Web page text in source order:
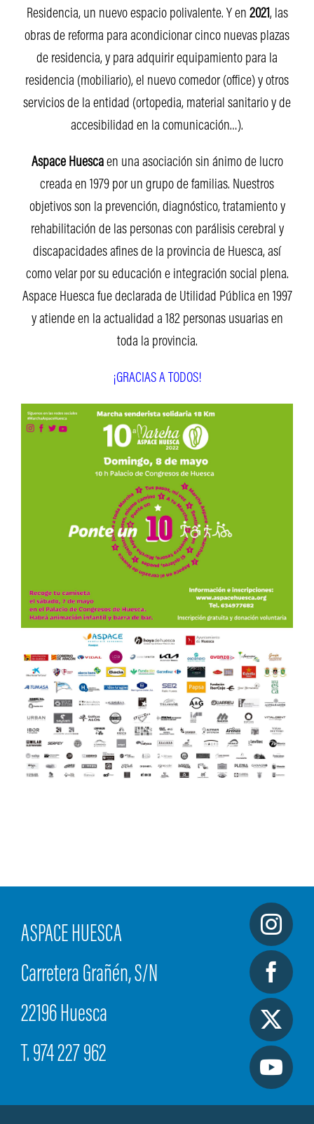
Residencia, un nuevo espacio polivalente. Y en 2021, las
obras de reforma para acondicionar cinco nuevas plazas
de residencia, y para adquirir equipamiento para la
residencia (mobiliario), el nuevo comedor (office) y otros
servicios de la entidad (ortopedia, material sanitario y de
accesibilidad en la comunicación…).
Aspace Huescaen una asociación sin ánimo de lucro
creada en 1979 por un grupo de familias. Nuestros
objetivos son la prevención, diagnóstico, tratamiento y
rehabilitación de las personas con parálisis cerebral y
discapacidades afines de la provincia de Huesca, así
como velar por su educación e integración social plena.
Aspace Huesca fue declarada de Utilidad Pública en 1997
y atiende en la actualidad a 182 personas usuarias en
toda la provincia.
¡GRACIAS A TODOS!
ASPACE HUESCA
Carretera Grañén, S/N
22196 Huesca
T. 974 227 962